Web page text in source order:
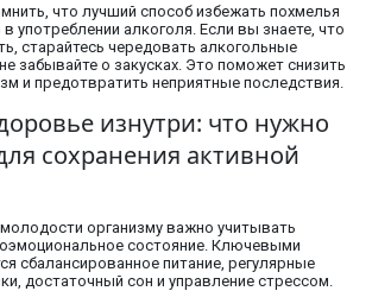
что лучший способ избежать похмелья
употреблении алкоголя. Если вы знаете, что
старайтесь чередовать алкогольные
забывайте о закусках. Это поможет снизить
и предотвратить неприятные последствия.
изнутри: что нужно
сохранения активной
организму важно учитывать
состояние. Ключевыми
сбалансированное питание, регулярные
достаточный сон и управление стрессом.